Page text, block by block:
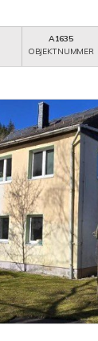
A1635
OBJEKTNUMMER